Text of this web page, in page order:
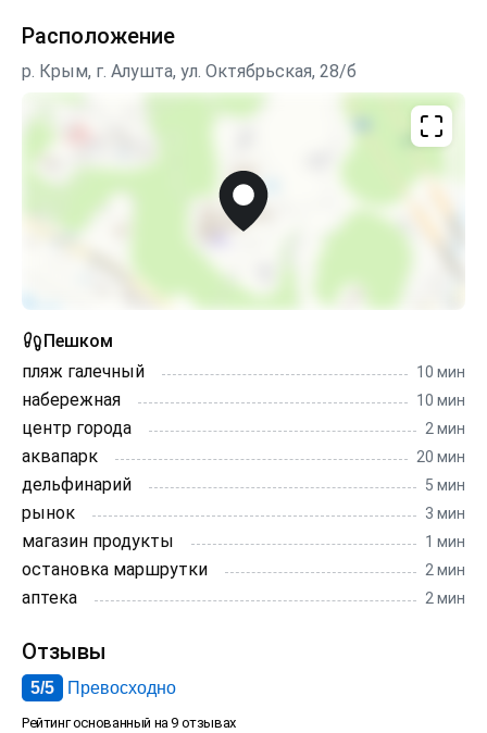
Расположение
р. Крым, г. Алушта, ул. Октябрьская, 28/б
Пешком
пляж галечный
10 мин
набережная 10 мин
центр города 2 мин
аквапарк 20 мин
дельфинарий 5 мин
рынок 3 мин
магазин продукты 1 мин
остановка маршрутки 2 мин
аптека 2 мин
Отзывы
5/5 Превосходно
Рейтинг основанный на 9 отзывах